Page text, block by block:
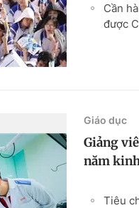
Cần
được
Giáo dục
Giảng
năm
Tiêu